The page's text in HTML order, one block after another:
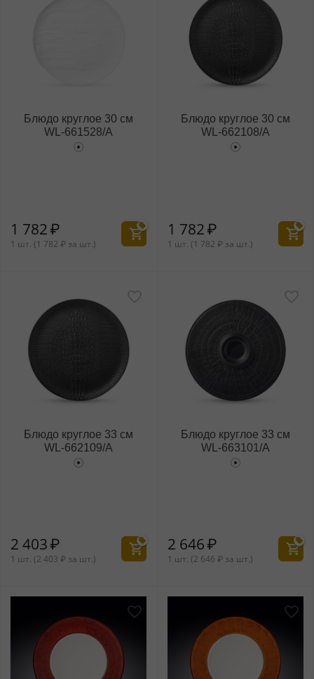
Блюдо круглое 30 см
WL‑661528/A
1 782₽
1 шт. (1 782 ₽ за шт.)
Блюдо круглое 30 см
WL‑662108/A
1 782₽
1 шт. (1 782 ₽ за шт.)
Блюдо круглое 33 см
WL‑662109/A
2 403₽
1 шт. (2 403 ₽ за шт.)
Блюдо круглое 33 см
WL‑663101/A
2 646₽
1 шт. (2 646 ₽ за шт.)